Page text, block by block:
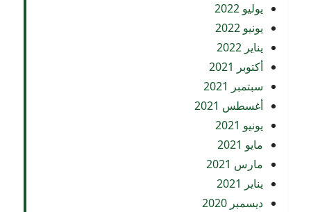
يوليو 2022
يونيو 2022
يناير 2022
أكتوبر 2021
سبتمبر 2021
أغسطس 2021
يونيو 2021
مايو 2021
مارس 2021
يناير 2021
ديسمبر 2020